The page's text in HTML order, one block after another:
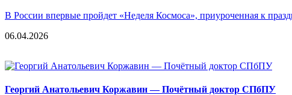
В России впервые пройдет «Неделя Космоса», приуроченная к
06.04.2026
Георгий Анатольевич Коржавин — Почётный доктор СПбПУ